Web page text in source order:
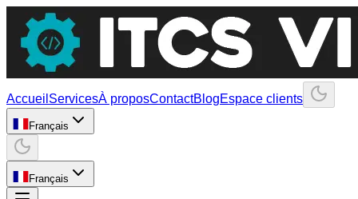
Accueil ServicesÀ proposContactBlogEspace clients
Français
Français